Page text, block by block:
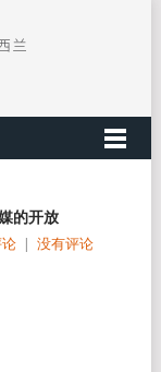
的开放
| 没有评论